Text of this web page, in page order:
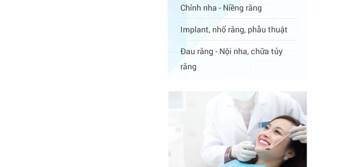
Chỉnh nha - Niềng răng
Implant, nhổ răng, phẫu thuật
Đau răng - Nội nha, chữa tủy
răng